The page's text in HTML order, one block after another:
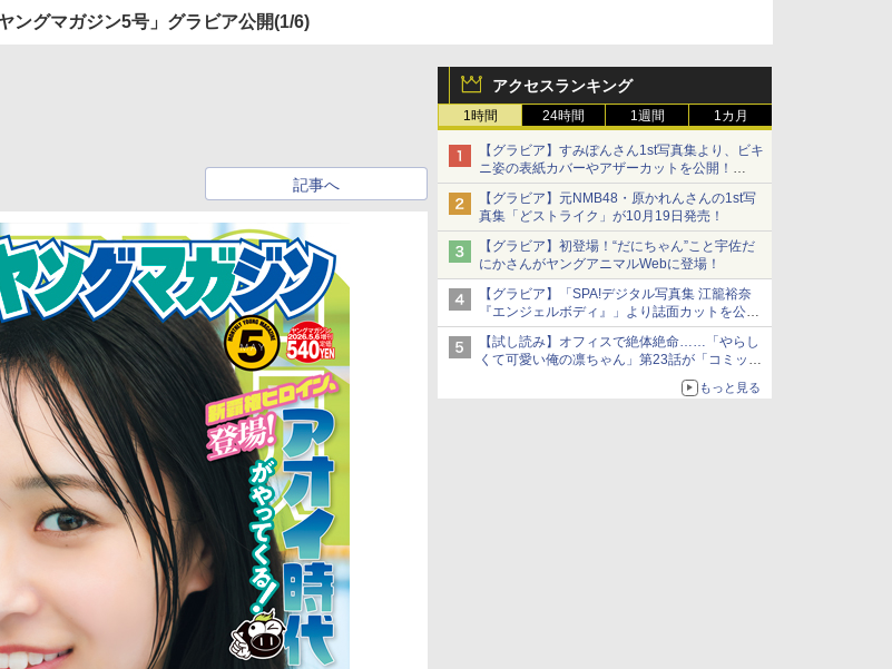
ングマガジン5号」グラビア公開(1/6)
アクセスランキング
1時間 24時間 1週間 1カ月
【グラビア】すみぽんさん1st写真集より、ビキ
ニ姿の表紙カバーやアザーカットを公開！
タイトルは「offcourt（オフコート）」に決定
【グラビア】元NMB48・原かれんさんの1st写
真集「どストライク」が10月19日発売！
【グラビア】初登場！“だにちゃん”こと宇佐だ
にかさんがヤングアニマルWebに登場！
【グラビア】「SPA!デジタル写真集 江籠裕奈
『エンジェルボディ』」より誌面カットを公
開！
【試し読み】オフィスで絶体絶命……「やらし
くて可愛い俺の凛ちゃん」第23話が「コミック
もっと見る
記事へ